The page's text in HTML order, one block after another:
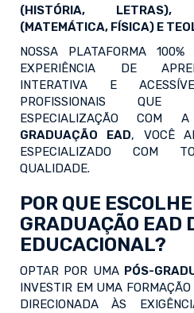
(HISTÓRIA, LETRAS),
(MATEMÁTICA, FÍSICA) E
NOSSA PLATAFORMA
EXPERIÊNCIA DE
INTERATIVA E
PROFISSIONAIS QUE
ESPECIALIZAÇÃO
GRADUAÇÃO EAD, VOCÊ
ESPECIALIZADO COM
QUALIDADE.
POR QUE
GRADUAÇÃO EAD
EDUCACIONAL?
OPTAR POR UMA PÓS-
INVESTIR EM UMA
DIRECIONADA ÀS